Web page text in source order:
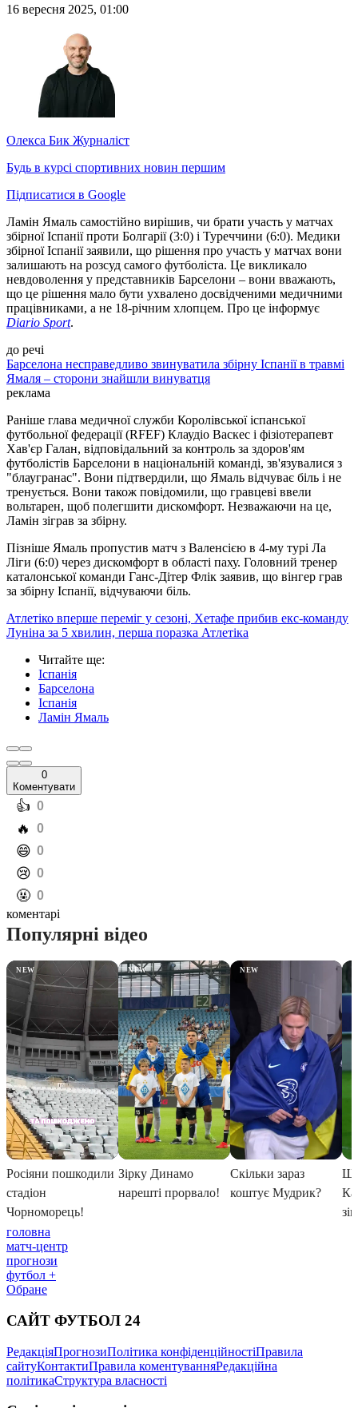
16 вересня 2025, 01:00
Олекса Бик Журналіст
Будь в курсі спортивних новин першим
Підписатися в Google
Ламін Ямаль самостійно вирішив, чи брати участь у матчах
збірної Іспанії проти Болгарії (3:0) і Туреччини (6:0). Медики
збірної Іспанії заявили, що рішення про участь у матчах вони
залишають на розсуд самого футболіста. Це викликало
невдоволення у представників Барселони – вони вважають,
що це рішення мало бути ухвалено досвідченими медичними
працівниками, а не 18-річним хлопцем. Про це інформує
Diario Sport.
до речі
Барселона несправедливо звинуватила збірну Іспанії в травмі
Ямаля – сторони знайшли винуватця
реклама
Раніше глава медичної служби Королівської іспанської
футбольної федерації (RFEF) Клаудіо Васкес і фізіотерапевт
Хав'єр Галан, відповідальний за контроль за здоров'ям
футболістів Барселони в національній команді, зв'язувалися з
"блаугранас". Вони підтвердили, що Ямаль відчуває біль і не
тренується. Вони також повідомили, що гравцеві ввели
вольтарен, щоб полегшити дискомфорт. Незважаючи на це,
Ламін зіграв за збірну.
Пізніше Ямаль пропустив матч з Валенсією в 4-му турі Ла
Ліги (6:0) через дискомфорт в області паху. Головний тренер
каталонської команди Ганс-Дітер Флік заявив, що вінгер грав
за збірну Іспанії, відчуваючи біль.
Атлетіко вперше переміг у сезоні, Хетафе прибив екс-команду
Луніна за 5 хвилин, перша поразка Атлетіка
Читайте ще:
Іспанія
Барселона
Іспанія
Ламін Ямаль
0
Коментувати
️👍 0
️🔥 0
️😄 0
️😢 0
️🤬 0
коментарі
головна
матч-центр
прогнози
футбол +
Обране
САЙТ ФУТБОЛ 24
РедакціяПрогнозиПолітика конфіденційностіПравила
сайтуКонтактиПравила коментуванняРедакційна
політикаСтруктура власності